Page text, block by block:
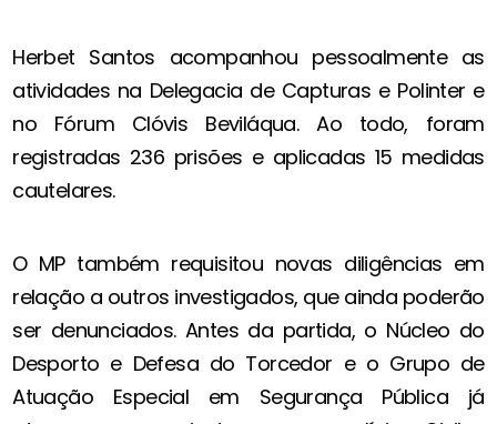
Herbet Santos acompanhou pessoalmente as
atividades na Delegacia de Capturas e Polinter e
no Fórum Clóvis Beviláqua. Ao todo, foram
registradas 236 prisões e aplicadas 15 medidas
cautelares.
O MP também requisitou novas diligências em
relação a outros investigados, que ainda poderão
ser denunciados. Antes da partida, o Núcleo do
Desporto e Defesa do Torcedor e o Grupo de
Atuação Especial em Segurança Pública já